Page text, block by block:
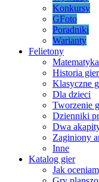
Konkursy
GFoto
Poradniki
Warianty
Felietony
Historia
Klasyczne
Dla dzieci
Tworzenie
Dzienniki
Dwa
Zaginiony
Inne
Katalog gier
Jak